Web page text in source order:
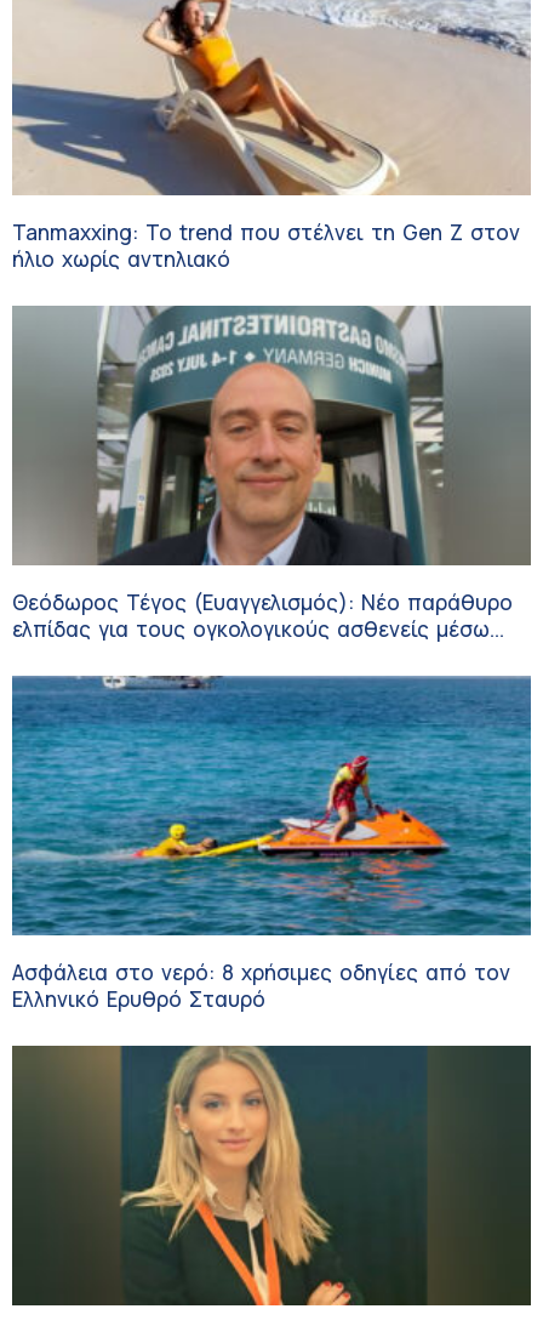
Tanmaxxing: To trend που στέλνει τη Gen Z στον
ήλιο χωρίς αντηλιακό
Θεόδωρος Τέγος (Ευαγγελισμός): Νέο παράθυρο
ελπίδας για τους ογκολογικούς ασθενείς μέσω
Ασφάλεια στο νερό: 8 χρήσιμες οδηγίες από τον
Ελληνικό Ερυθρό Σταυρό